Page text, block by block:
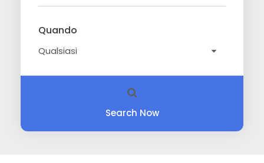
Quando
Search Now